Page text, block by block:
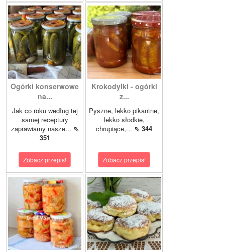
Ogórki konserwowe
na...
Jak co roku według tej
samej receptury
zaprawiamy nasze... ⇖
351
Zobacz przepis!
Krokodylki - ogórki
z...
Pyszne, lekko pikantne,
lekko słodkie,
chrupiące,... ⇖ 344
Zobacz przepis!